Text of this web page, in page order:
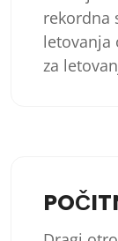
rekordna
letovanja
za